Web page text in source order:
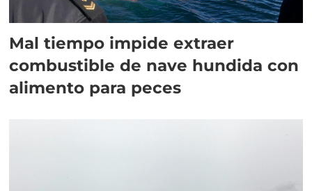
Mal tiempo impide extraer
combustible de nave hundida con
alimento para peces